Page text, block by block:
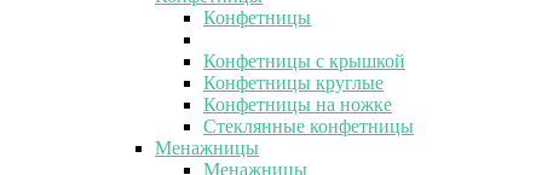
Конфетницы
Конфетницы с крышкой
Конфетницы круглые
Конфетницы на ножке
Стеклянные конфетницы
Менажницы
Менажницы